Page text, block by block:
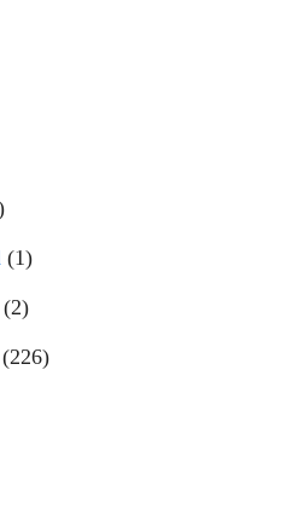
(1)
(2)
(226)